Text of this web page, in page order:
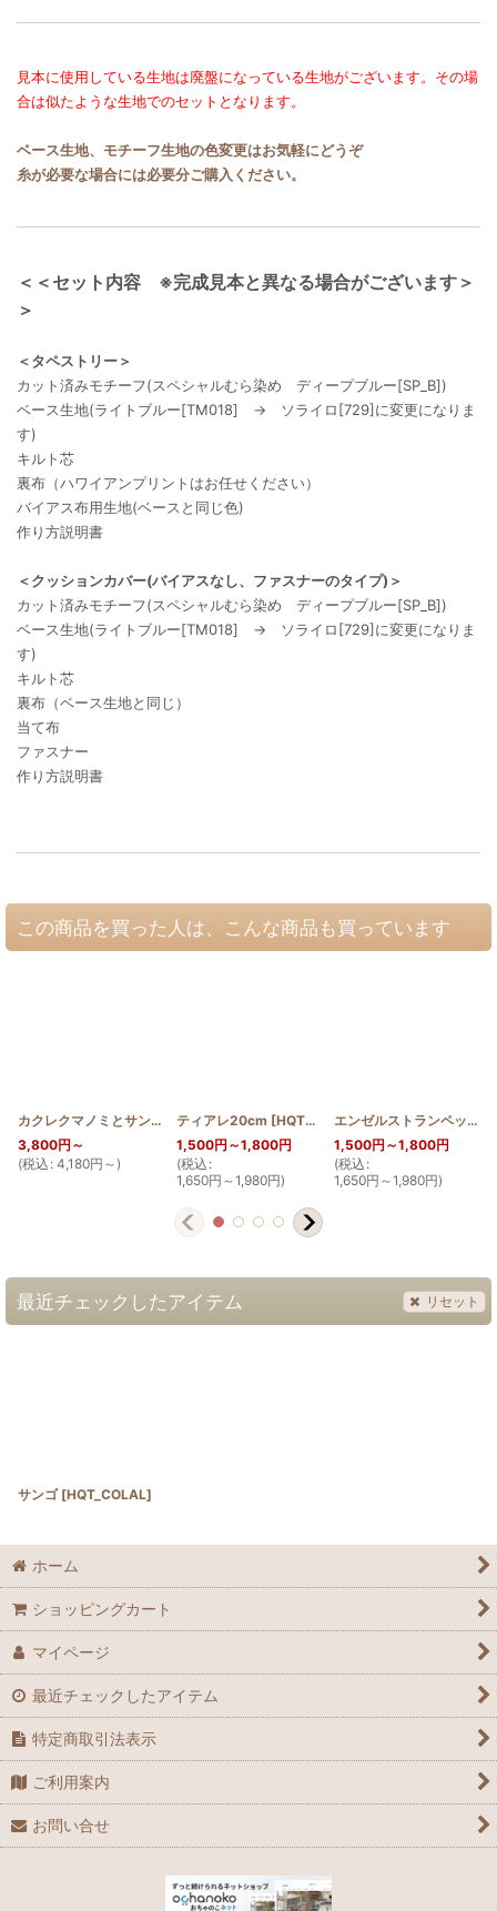
見本に使用している生地は廃盤になっている生地がございます。その場
合は似たような生地でのセットとなります。
ベース生地、モチーフ生地の色変更はお気軽にどうぞ
糸が必要な場合には必要分ご購入ください。
＜＜セット内容 ※完成見本と異なる場合がございます＞
＞
＜タペストリー＞
カット済みモチーフ(スペシャルむら染め ディープブルー[SP_B])
ベース生地(ライトブルー[TM018] → ソライロ[729]に変更になりま
す)
キルト芯
裏布（ハワイアンプリントはお任せください）
バイアス布用生地(ベースと同じ色)
作り方説明書
＜クッションカバー(バイアスなし、ファスナーのタイプ)＞
カット済みモチーフ(スペシャルむら染め ディープブルー[SP_B])
ベース生地(ライトブルー[TM018] → ソライロ[729]に変更になりま
す)
キルト芯
裏布（ベース生地と同じ）
当て布
ファスナー
作り方説明書
この商品を買った人は、こんな商品も買っています
カクレクマノミとサンゴ HQT_KAKURE]
3,800円 ～
(税込 : 4,180円 ～)
ティアレ20cm [HQT20_TIA
]
1,500円 ～1,800円
(税込 :
1,650円 ～1,980円)
エンゼルストランペット20cm
1,500円 ～1,800円
(税込 :
1,650円 ～1,980円)
最近チェックしたアイテム リセット
サンゴ [HQT_COLAL]
ホーム
ショッピングカート
マイページ
最近チェックしたアイテム
特定商取引法表示
ご利用案内
お問い合せ